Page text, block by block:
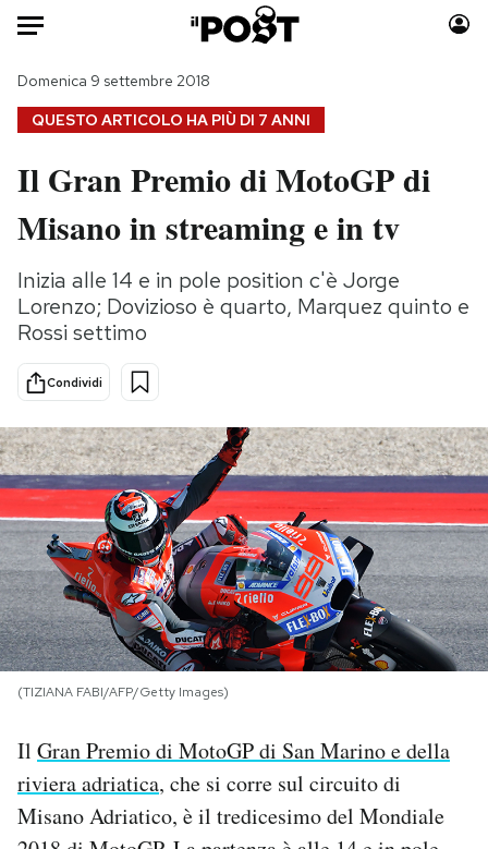
HOME
Italia
Politica
Tecnologia
Internet
Scienza
Cultura
Economia
Sport
Moda
Consumismi
Storie/Idee
Ok Boomer!
Mondiali calcio 2026
PODCAST
NEWSLETTER
I MIEI PREFERITI
SHOP
CALENDARIO
QUESTO ARTICOLO HA PIÙ DI 7 ANNI
Domenica 9 settembre 2018
Il Gran Premio di MotoGP di
Misano in streaming e in tv
Inizia alle 14 e in pole position c'è Jorge
Lorenzo; Dovizioso è quarto, Marquez quinto e
Rossi settimo
Condividi
(TIZIANA FABI/AFP/Getty Images)
Il Gran Premio di MotoGP di San Marino e della
riviera adriatica, che si corre sul circuito di
Misano Adriatico, è il tredicesimo del Mondiale